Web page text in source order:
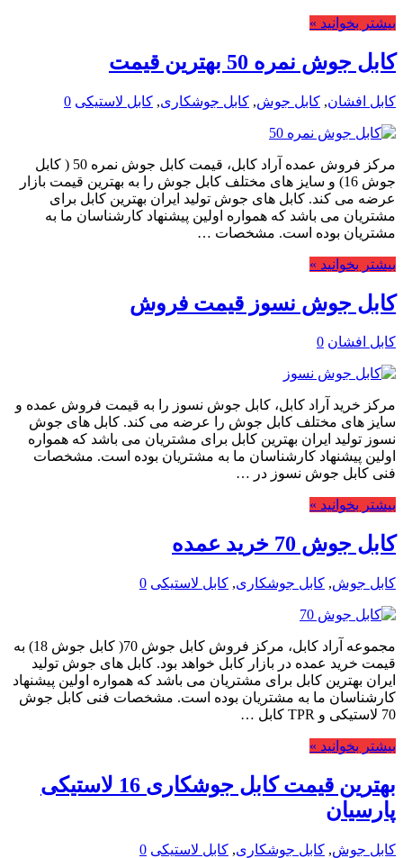
بیشتر بخوانید »
کابل جوش نمره 50 بهترین قیمت
کابل افشان, کابل جوش, کابل جوشکاری, کابل لاستیکی 0
مرکز فروش عمده آراد کابل، قیمت کابل جوش نمره 50 ( کابل
جوش 16) و سایز های مختلف کابل جوش را به بهترین قیمت بازار
عرضه می کند. کابل های جوش تولید ایران بهترین کابل برای
مشتریان می باشد که همواره اولین پیشنهاد کارشناسان ما به
مشتریان بوده است. مشخصات …
بیشتر بخوانید »
کابل جوش نسوز قیمت فروش
کابل افشان 0
مرکز خرید آراد کابل، کابل جوش نسوز را به قیمت فروش عمده و
سایز های مختلف کابل جوش را عرضه می کند. کابل های جوش
نسوز تولید ایران بهترین کابل برای مشتریان می باشد که همواره
اولین پیشنهاد کارشناسان ما به مشتریان بوده است. مشخصات
فنی کابل جوش نسوز در …
بیشتر بخوانید »
کابل جوش 70 خرید عمده
کابل جوش, کابل جوشکاری, کابل لاستیکی 0
مجموعه آراد کابل، مرکز فروش کابل جوش 70( کابل جوش 18) به
قیمت خرید عمده در بازار کابل خواهد بود. کابل های جوش تولید
ایران بهترین کابل برای مشتریان می باشد که همواره اولین پیشنهاد
کارشناسان ما به مشتریان بوده است. مشخصات فنی کابل جوش
70 لاستیکی و TPR کابل …
بیشتر بخوانید »
بهترین قیمت کابل جوشکاری 16 لاستیکی
پارسیان
کابل جوش, کابل جوشکاری, کابل لاستیکی 0